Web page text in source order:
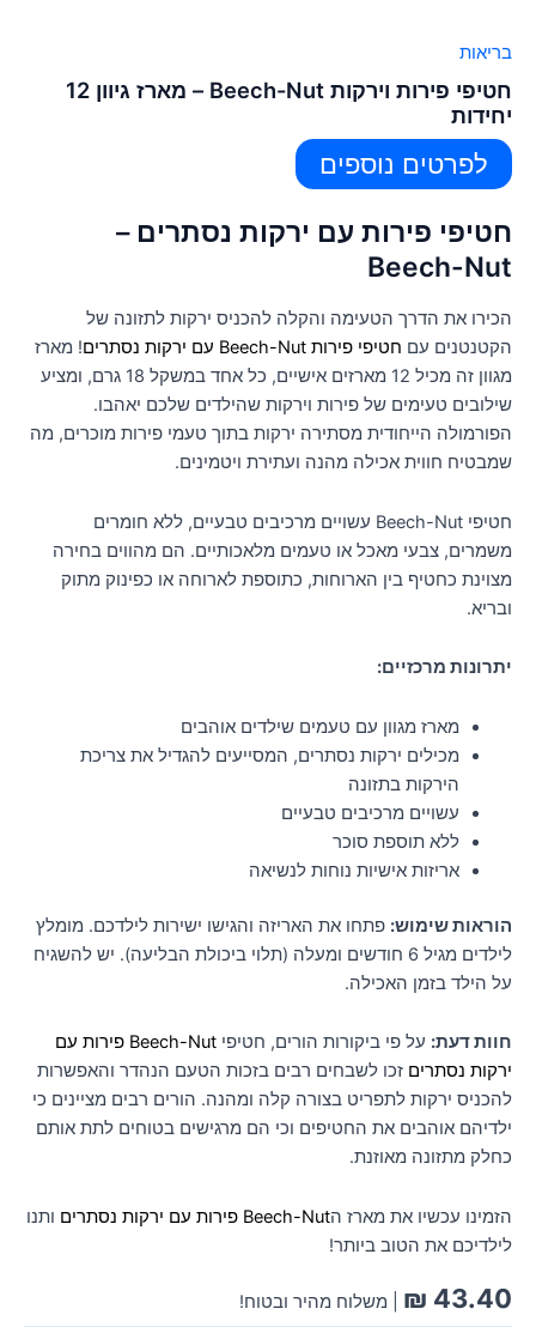
בריאות
חטיפי פירות וירקות Beech-Nut – מארז גיוון 12
יחידות
לפרטים נוספים
חטיפי פירות עם ירקות נסתרים –
Beech-Nut
הכירו את הדרך הטעימה והקלה להכניס ירקות לתזונה של
הקטנטנים עם חטיפי פירות Beech-Nut עם ירקות נסתרים
! מארז
מגוון זה מכיל 12 מארזים אישיים, כל אחד במשקל 18 גרם, ומציע
שילובים טעימים של פירות וירקות שהילדים שלכם יאהבו.
הפורמולה הייחודית מסתירה ירקות בתוך טעמי פירות מוכרים, מה
שמבטיח חווית אכילה מהנה ועתירת ויטמינים.
חטיפי Beech-Nut עשויים מרכיבים טבעיים, ללא חומרים
משמרים, צבעי מאכל או טעמים מלאכותיים. הם מהווים בחירה
מצוינת כחטיף בין הארוחות, כתוספת לארוחה או כפינוק מתוק
ובריא.
יתרונות מרכזיים:
מארז מגוון עם טעמים שילדים אוהבים
מכילים ירקות נסתרים, המסייעים להגדיל את צריכת
הירקות בתזונה
עשויים מרכיבים טבעיים
ללא תוספת סוכר
אריזות אישיות נוחות לנשיאה
הוראות שימוש: פתחו את האריזה והגישו ישירות לילדכם. מומלץ
לילדים מגיל 6 חודשים ומעלה (תלוי ביכולת הבליעה). יש להשגיח
על הילד בזמן האכילה.
חוות דעת: על פי ביקורות הורים, חטיפי
Beech-Nut פירות עם
ירקות נסתרים זכו לשבחים רבים בזכות הטעם הנהדר והאפשרות
להכניס ירקות לתפריט בצורה קלה ומהנה. הורים רבים מציינים כי
ילדיהם אוהבים את החטיפים וכי הם מרגישים בטוחים לתת אותם
כחלק מתזונה מאוזנת.
הזמינו עכשיו את מארז הBeech-Nut פירות עם ירקות נסתרים
ותנו
לילדיכם את הטוב ביותר!
₪ 43.40 | משלוח מהיר ובטוח!